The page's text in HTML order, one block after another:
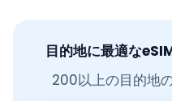
目的地に最適な
200以上の目的地